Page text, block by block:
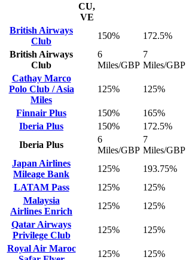
CU,
VE
British Airways
Club
150% 172.5%
British Airways
Club
6
Miles/GBP
7
Miles/GBP
Cathay Marco
Polo Club / Asia
Miles
125% 125%
Finnair Plus 150% 165%
Iberia Plus
150% 172.5%
Iberia Plus
6
Miles/GBP
7
Miles/GBP
Japan Airlines
Mileage Bank
125% 193.75%
LATAM Pass
125% 125%
Malaysia
Airlines Enrich
125% 125%
Qatar Airways
Privilege Club
125% 125%
Royal Air Maroc
125% 125%